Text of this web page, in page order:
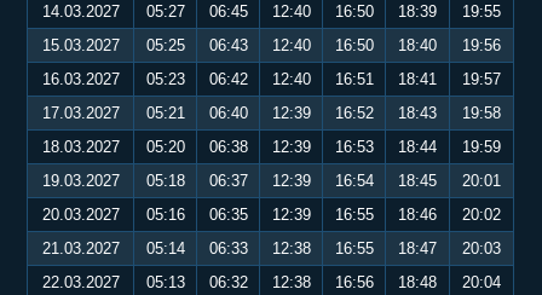
14.03.2027
05:27 06:45 12:40 16:50 18:39
19:55
15.03.2027
05:25 06:43 12:40 16:50 18:40
19:56
16.03.2027
05:23 06:42 12:40 16:51 18:41
19:57
17.03.2027
05:21 06:40 12:39 16:52 18:43
19:58
18.03.2027
05:20 06:38 12:39 16:53 18:44
19:59
19.03.2027
05:18 06:37 12:39 16:54 18:45
20:01
20.03.2027
05:16 06:35 12:39 16:55 18:46
20:02
21.03.2027
05:14 06:33 12:38 16:55 18:47
20:03
22.03.2027
05:13 06:32 12:38 16:56 18:48
20:04